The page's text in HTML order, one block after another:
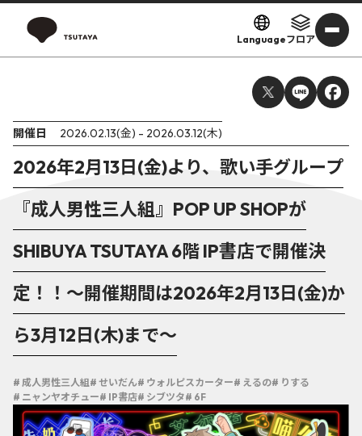
Languageフロア
開催日 2026.02.13(金) - 2026.03.12(木)
2026年2月13日(金)より、歌い手グループ
『成人男性三人組』POP UP SHOPが
SHIBUYA TSUTAYA 6階 IP書店で開催決
定！！～開催期間は2026年2月13日(金)か
ら3月12日(木)まで～
# 成人男性三人組# せいだん# ウォルピスカーター# えるの# りする
# ニャンヤオチュー# IP書店# シブツタ# 6F